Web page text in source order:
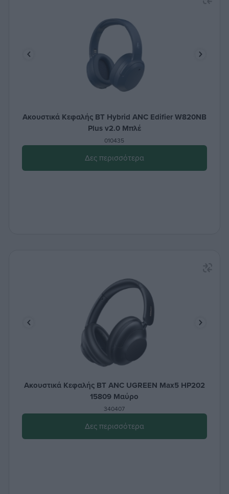
Ακουστικά Κεφαλής BT Hybrid ANC Edifier W820NB
Plus v2.0 Μπλέ
010435
Δες περισσότερα
Ακουστικά Κεφαλής BT ANC UGREEN Max5 HP202
15809 Μαύρο
340407
Δες περισσότερα